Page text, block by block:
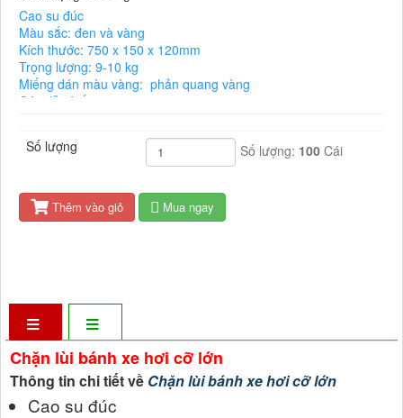
Cao su đúc
Màu sắc: đen và vàng
Kích thước: 750 x 150 x 120mm
Trọng lượng: 9-10 kg
Miếng dán màu vàng: phản quang vàng
Có 3 lỗ vít ốc
Số lượng Số lượng: 100 Cái
Thêm vào giỏ Mua ngay
Chặn lùi bánh xe hơi cỡ lớn
Thông tin chi tiết về Chặn lùi bánh xe hơi cỡ lớn
Cao su đúc